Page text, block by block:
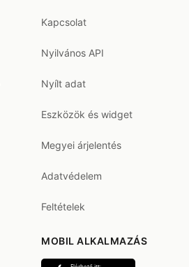
Kapcsolat
Nyilvános API
Nyílt adat
Eszközök és widget
Megyei árjelentés
Adatvédelem
Feltételek
MOBIL ALKALMAZÁS